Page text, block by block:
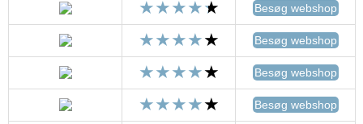
Besøg webshop
Besøg webshop
Besøg webshop
Besøg webshop